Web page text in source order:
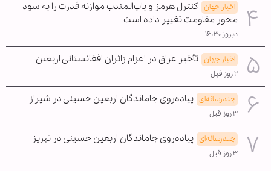
اخبار جهان کنترل هرمز و باب‌المندب موازنه قدرت را به سود
محور مقاومت تغییر داده است
دیروز ۱۶:۳۰
اخبار جهان تأخیر عراق در اعزام زائران افغانستانی اربعین
۲ روز قبل
چندرسانه‌ای پیاده‌روی جاماندگان اربعین حسینی در شیراز
۳ روز قبل
چندرسانه‌ای پیاده‌روی جاماندگان اربعین حسینی در تبریز
۳ روز قبل